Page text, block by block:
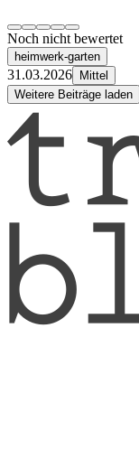
Noch nicht bewertet
heimwerk-garten
31.03.2026
Mittel
Weitere Beiträge laden